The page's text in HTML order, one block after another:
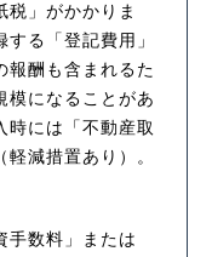
税」がかかりま
る「登記費用」
報酬も含まれるた
模になることがあ
時には「不動産取
減措置あり）。
手数料」または